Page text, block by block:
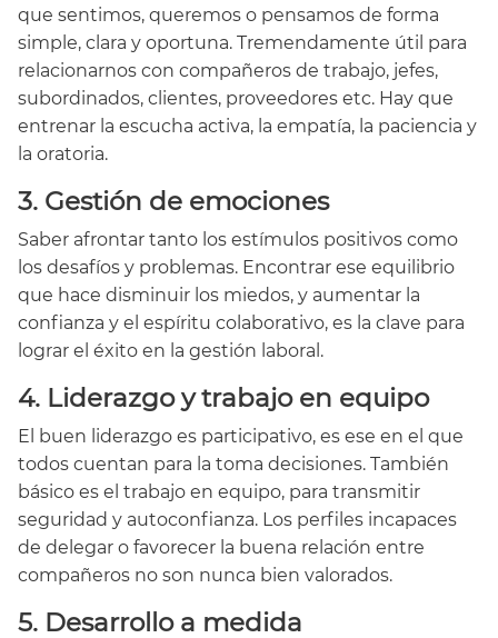
que sentimos, queremos o pensamos de forma
simple, clara y oportuna. Tremendamente útil para
relacionarnos con compañeros de trabajo, jefes,
subordinados, clientes, proveedores etc. Hay que
entrenar la escucha activa, la empatía, la paciencia y
la oratoria.
3. Gestión de emociones
Saber afrontar tanto los estímulos positivos como
los desafíos y problemas. Encontrar ese equilibrio
que hace disminuir los miedos, y aumentar la
confianza y el espíritu colaborativo, es la clave para
lograr el éxito en la gestión laboral.
4. Liderazgo y trabajo en equipo
El buen liderazgo es participativo, es ese en el que
todos cuentan para la toma decisiones. También
básico es el trabajo en equipo, para transmitir
seguridad y autoconfianza. Los perfiles incapaces
de delegar o favorecer la buena relación entre
compañeros no son nunca bien valorados.
5. Desarrollo a medida